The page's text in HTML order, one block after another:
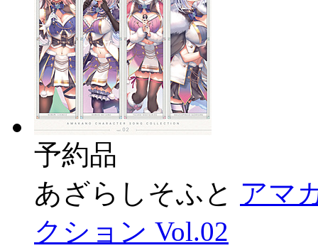
予約品
あざらしそふと アマ
クション Vol.02